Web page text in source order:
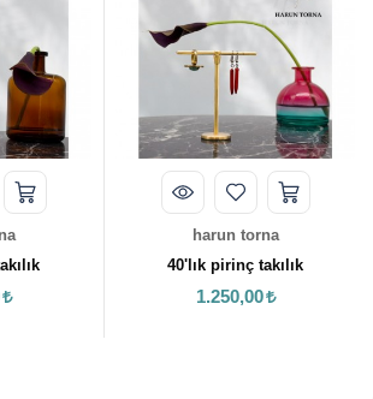
harun torna
40'lık pirinç takılık
1.250,00